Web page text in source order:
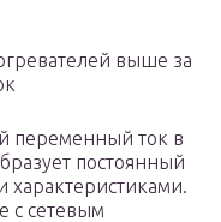
выше за
переменный ток в
постоянный
с сетевым